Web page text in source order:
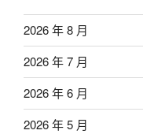
2026 年 8 月
2026 年 7 月
2026 年 6 月
2026 年 5 月